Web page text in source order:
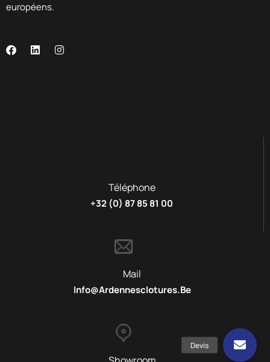
européens.
Téléphone
+32 (0) 87 85 81 00
Mail
Info@ardennesclotures.be